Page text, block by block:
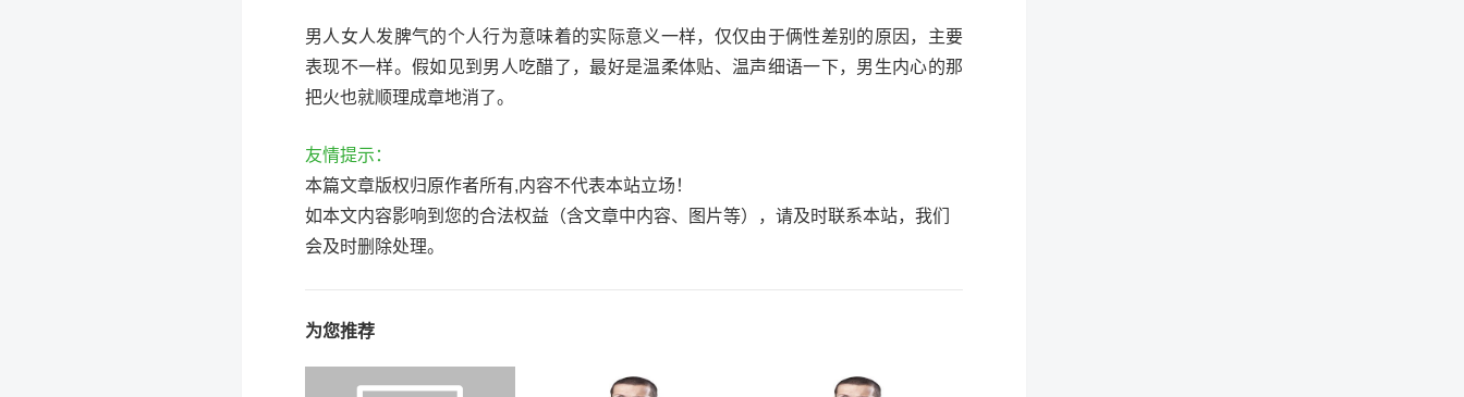
男人女人发脾气的个人行为意味着的实际意义一样，仅仅由于俩性差别的原因，主要
表现不一样。假如见到男人吃醋了，最好是温柔体贴、温声细语一下，男生内心的那
把火也就顺理成章地消了。
友情提示：
本篇文章版权归原作者所有,内容不代表本站立场！
如本文内容影响到您的合法权益（含文章中内容、图片等），请及时联系本站，我们
会及时删除处理。
为您推荐